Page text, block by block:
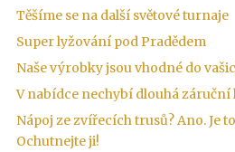
Těšíme se na další světové turnaje
Super lyžování pod Pradědem
Naše výrobky jsou vhodné do
V nabídce nechybí dlouhá záruční
Nápoj ze zvířecích trusů? Ano. Je
Ochutnejte ji!